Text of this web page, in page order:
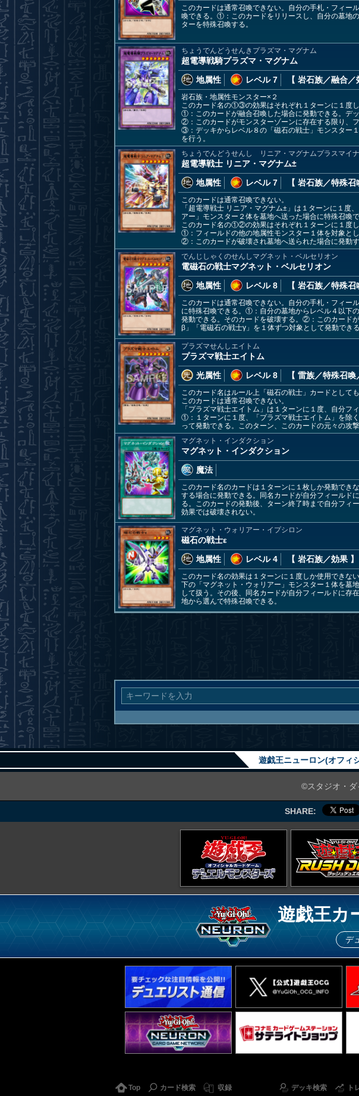
このカードは通常召喚できない。自分の手札・フィー
喚できる。①：このカードをリリースし、自分の墓地
ターを特殊召喚する。
ちょうでんどうせんきプラズマ・マグナム
超電導戦騎プラズマ・マグナム
地属性
レベル 7 【 岩石族／融合／
岩石族・地属性モンスター×２
このカード名の①③の効果はそれぞれ１ターンに１度し
①：このカードが融合召喚した場合に発動できる。デ
②：このカードがモンスターゾーンに存在する限り、
③：デッキからレベル８の「磁石の戦士」モンスター
を行う。
ちょうでんどうせんし リニア・マグナムプラスマイ
超電導戦士 リニア・マグナム±
地属性
レベル 7 【 岩石族／特殊召
このカードは通常召喚できない。
「超電導戦士 リニア・マグナム±」は１ターンに１度
アー」モンスター２体を墓地へ送った場合に特殊召喚で
このカード名の①②の効果はそれぞれ１ターンに１度し
①：フィールドの他の地属性モンスター１体を対象と
②：このカードが破壊され墓地へ送られた場合に発動
でんじしゃくのせんしマグネット・ベルセリオン
電磁石の戦士マグネット・ベルセリオン
地属性
レベル 8 【 岩石族／特殊召
このカードは通常召喚できない。自分の手札・フィー
に特殊召喚できる。①：自分の墓地からレベル４以下
発動できる。そのカードを破壊する。②：このカード
β」「電磁石の戦士γ」を１体ずつ対象として発動でき
プラズマせんしエイトム
プラズマ戦士エイトム
光属性
レベル 8 【 雷族／特殊召喚
このカード名はルール上「磁石の戦士」カードとしても
このカードは通常召喚できない。
「プラズマ戦士エイトム」は１ターンに１度、自分
①：１ターンに１度、「プラズマ戦士エイトム」を除
って発動できる。このターン、このカードの元々の攻
マグネット・インダクション
マグネット・インダクション
魔法
このカード名のカードは１ターンに１枚しか発動で
する場合に発動できる。同名カードが自分フィールド
る。このカードの発動後、ターン終了時まで自分フィ
効果では破壊されない。
マグネット・ウォリアー・イプシロン
磁石の戦士ε
地属性
レベル 4 【 岩石族／効果 】
このカード名の効果は１ターンに１度しか使用でき
下の「マグネット・ウォリアー」モンスター１体を墓
して扱う。その後、同名カードが自分フィールドに存
地から選んで特殊召喚できる。
遊戯王ニューロン(オフィ
©スタジオ・ダ
SHARE:
遊戯王カ
デ
Top カード検索 収録 デッキ検索 ト